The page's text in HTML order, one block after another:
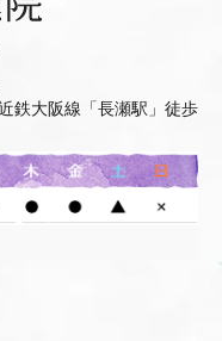
鉄大阪線「長瀬駅」徒歩